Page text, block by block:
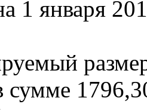
1 января
сумме